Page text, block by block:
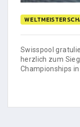
Swisspool
herzlich zum
Championships in